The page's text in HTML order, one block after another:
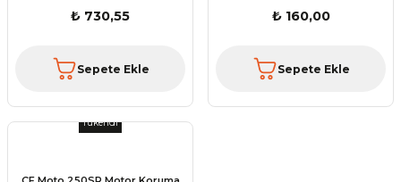
₺ 730,55
Sepete Ekle
₺ 160,00
Sepete Ekle
Tükendi